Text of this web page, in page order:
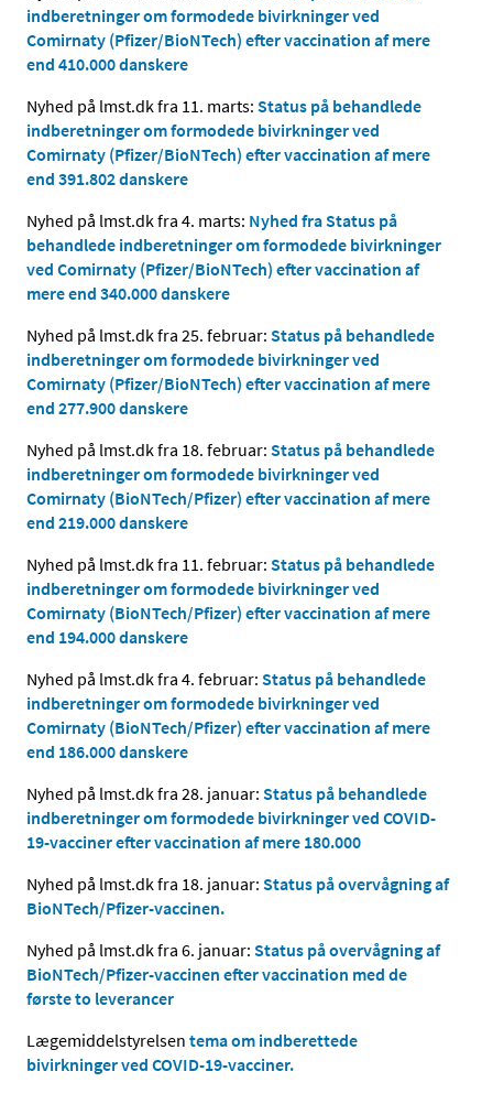
indberetninger om formodede bivirkninger ved
Comirnaty (Pfizer/BioNTech) efter vaccination af mere
end 410.000 danskere
Nyhed på lmst.dk fra 11. marts: Status på behandlede
indberetninger om formodede bivirkninger ved
Comirnaty (Pfizer/BioNTech) efter vaccination af mere
end 391.802 danskere
Nyhed på lmst.dk fra 4. marts: Nyhed fra Status på
behandlede indberetninger om formodede bivirkninger
ved Comirnaty (Pfizer/BioNTech) efter vaccination af
mere end 340.000 danskere
Nyhed på lmst.dk fra 25. februar: Status på behandlede
indberetninger om formodede bivirkninger ved
Comirnaty (Pfizer/BioNTech) efter vaccination af mere
end 277.900 danskere
Nyhed på lmst.dk fra 18. februar: Status på behandlede
indberetninger om formodede bivirkninger ved
Comirnaty (BioNTech/Pfizer) efter vaccination af mere
end 219.000 danskere
Nyhed på lmst.dk fra 11. februar: Status på behandlede
indberetninger om formodede bivirkninger ved
Comirnaty (BioNTech/Pfizer) efter vaccination af mere
end 194.000 danskere
Nyhed på lmst.dk fra 4. februar: Status på behandlede
indberetninger om formodede bivirkninger ved
Comirnaty (BioNTech/Pfizer) efter vaccination af mere
end 186.000 danskere
Nyhed på lmst.dk fra 28. januar: Status på behandlede
indberetninger om formodede bivirkninger ved COVID-
19-vacciner efter vaccination af mere 180.000
Nyhed på lmst.dk fra 18. januar: Status på overvågning af
BioNTech/Pfizer-vaccinen.
Nyhed på lmst.dk fra 6. januar: Status på overvågning af
BioNTech/Pfizer-vaccinen efter vaccination med de
første to leverancer
Lægemiddelstyrelsen tema om indberettede
bivirkninger ved COVID-19-vacciner.